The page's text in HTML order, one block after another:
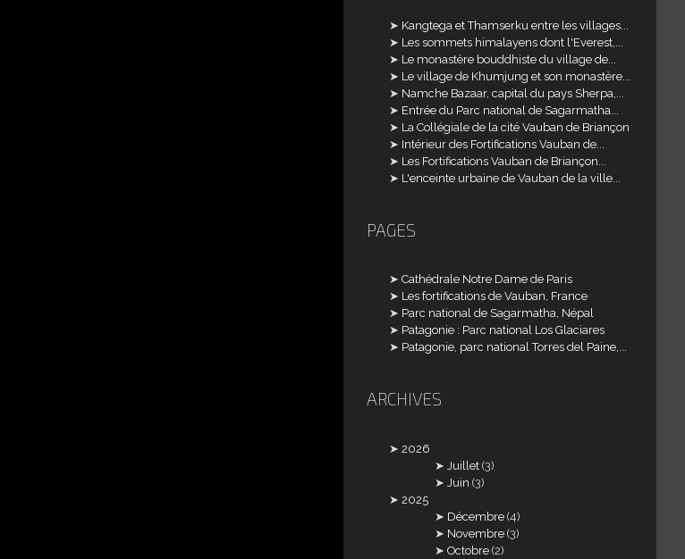
Kangtega et Thamserku entre les villages...
Les sommets himalayens dont l'Everest,...
Le monastère bouddhiste du village de...
Le village de Khumjung et son monastère...
Namche Bazaar, capital du pays Sherpa,...
Entrée du Parc national de Sagarmatha...
La Collégiale de la cité Vauban de Briançon
Intérieur des Fortifications Vauban de...
Les Fortifications Vauban de Briançon...
L'enceinte urbaine de Vauban de la ville...
PAGES
Cathédrale Notre Dame de Paris
Les fortifications de Vauban, France
Parc national de Sagarmatha, Népal
Patagonie : Parc national Los Glaciares
Patagonie, parc national Torres del Paine,...
ARCHIVES
2026
Juillet (3)
Juin (3)
2025
Décembre (4)
Novembre (3)
Octobre (2)